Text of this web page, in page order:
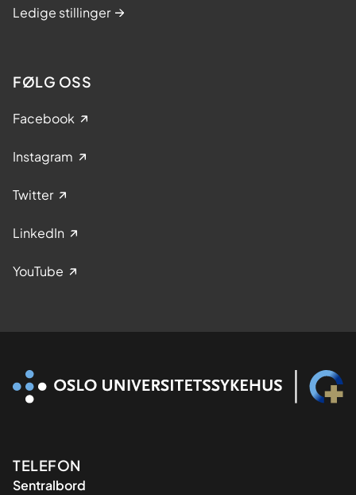
Ledige stillinger
FØLG OSS
Facebook
Instagram
Twitter
LinkedIn
YouTube
Kontaktinformasjon
TELEFON
Sentralbord